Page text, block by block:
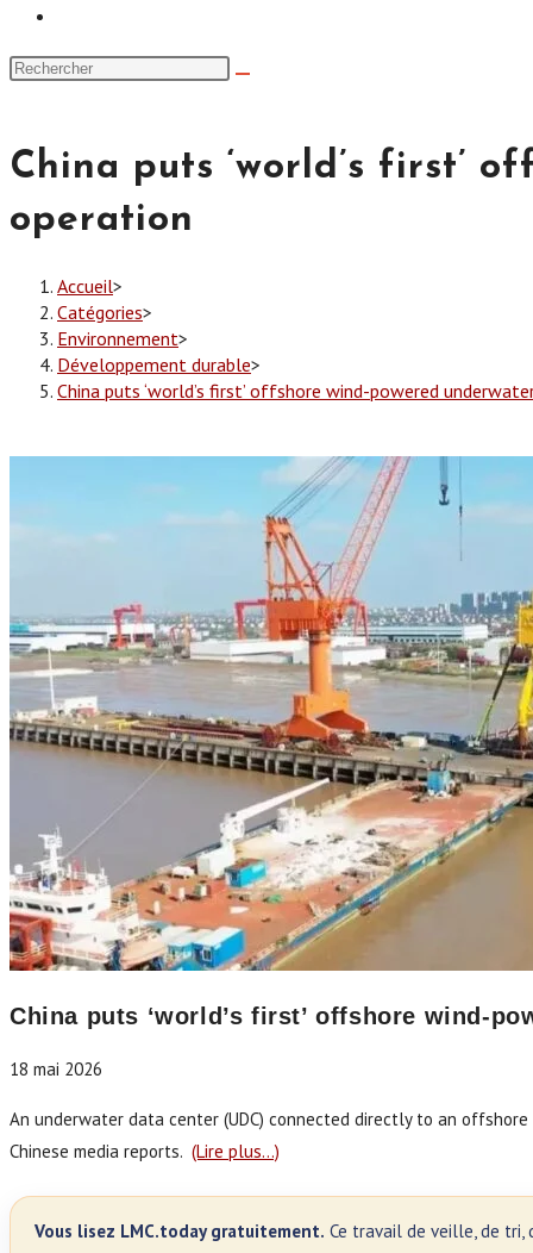
China puts ‘world’s first’
operation
Accueil>
Catégories>
Environnement>
Développement durable>
China puts ‘world’s first’ offshore wind-powered
China puts ‘world’s first’ offshore wind-
18 mai 2026
An underwater data center (UDC) connected directly to an
Chinese media reports. (Lire plus…)
Vous lisez LMC.today gratuitement. Ce travail de veille, de tri,